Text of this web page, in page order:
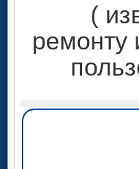
(
ремонту